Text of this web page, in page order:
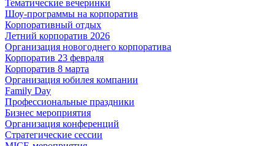
Тематические вечеринки
Шоу-программы на корпоратив
Корпоративный отдых
Летний корпоратив 2026
Организация новогоднего корпоратива
Корпоратив 23 февраля
Корпоратив 8 марта
Организация юбилея компании
Family Day
Профессиональные праздники
Бизнес мероприятия
Организация конференций
Стратегические сессии